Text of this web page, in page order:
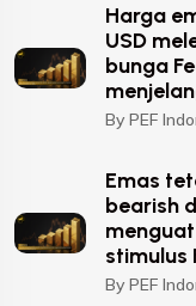
Harga
USD
bunga
By PEF
Emas
bearish
stimulus
By PEF